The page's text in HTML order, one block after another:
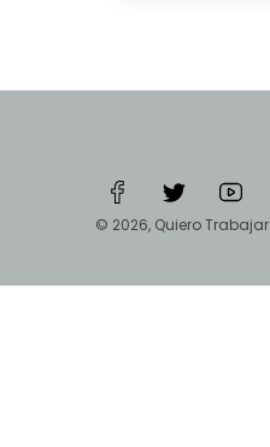
© 2026, Quiero Trabajar